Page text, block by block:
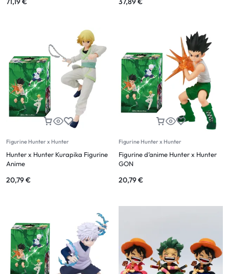
Figurine Hunter x Hunter
Hunter x Hunter Kurapika Figurine
Anime
20,79€
Figurine Hunter x Hunter
Figurine d’anime Hunter x Hunter
GON
20,79€